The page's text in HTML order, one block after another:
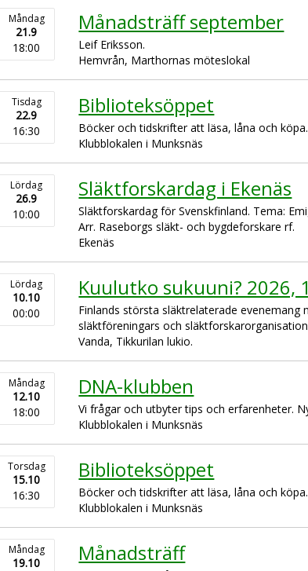
Måndag
21.9
18:00
Månadsträff september
Leif Eriksson.
Hemvrån, Marthornas möteslokal
Tisdag
22.9
16:30
Biblioteksöppet
Böcker och tidskrifter att läsa, låna och köpa.
Klubblokalen i Munksnäs
Lördag
26.9
10:00
Släktforskardag i Ekenäs
Släktforskardag för Svenskfinland. Tema:
Arr. Raseborgs släkt- och bygdeforskare rf.
Ekenäs
Lördag
10.10
00:00
Kuulutko sukuuni? 2026,
Finlands största släktrelaterade evenemang
släktföreningars och
Vanda, Tikkurilan lukio.
Måndag
12.10
18:00
DNA-klubben
Vi frågar och utbyter tips och erfarenheter.
Klubblokalen i Munksnäs
Torsdag
15.10
16:30
Biblioteksöppet
Böcker och tidskrifter att läsa, låna och köpa.
Klubblokalen i Munksnäs
Måndag
19.10 Månadsträff